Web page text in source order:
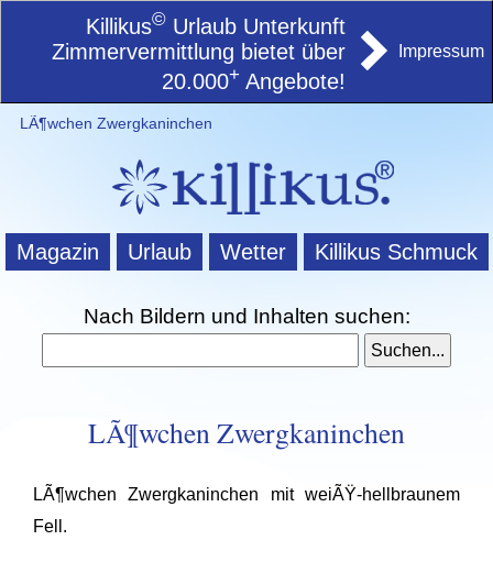
Killikus© Urlaub Unterkunft
Zimmervermittlung bietet über
20.000+ Angebote!
Impressum
LÃ¶wchen Zwergkaninchen
Magazin Urlaub Wetter Killikus Schmuck
Nach Bildern und Inhalten suchen:
LÃ¶wchen Zwergkaninchen
LÃ¶wchen Zwergkaninchen mit weiÃŸ-hellbraunem
Fell.